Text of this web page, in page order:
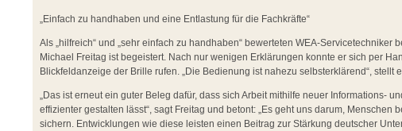
„Einfach zu handhaben und eine Entlastung für die Fachkräfte“
Als „hilfreich“ und „sehr einfach zu handhaben“ bewerteten WEA-Servicetechniker
Michael Freitag ist begeistert. Nach nur wenigen Erklärungen konnte er sich per
Blickfeldanzeige der Brille rufen. „Die Bedienung ist nahezu selbsterklärend“, stellt
„Das ist erneut ein guter Beleg dafür, dass sich Arbeit mithilfe neuer Informations-
effizienter gestalten lässt“, sagt Freitag und betont: „Es geht uns darum, Menschen
sichern. Entwicklungen wie diese leisten einen Beitrag zur Stärkung deutscher